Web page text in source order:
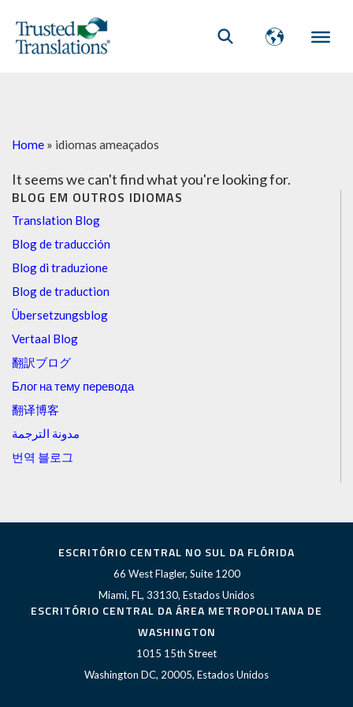
BLOG EM OUTROS IDIOMAS
Translation Blog
Blog de traducción
Blog di traduzione
Blog de traduction
Übersetzungsblog
Vertaal Blog
翻訳ブログ
Блог на тему перевода
翻译博客
مدونة الترجمة
번역 블로그
Home » idiomas ameaçados
It seems we can't find what you're looking for.
ESCRITÓRIO CENTRAL NO SUL DA FLÓRIDA
66 West Flagler, Suite 1200
Miami, FL, 33130, Estados Unidos
ESCRITÓRIO CENTRAL DA ÁREA METROPOLITANA DE
WASHINGTON
1015 15th Street
Washington DC, 20005, Estados Unidos